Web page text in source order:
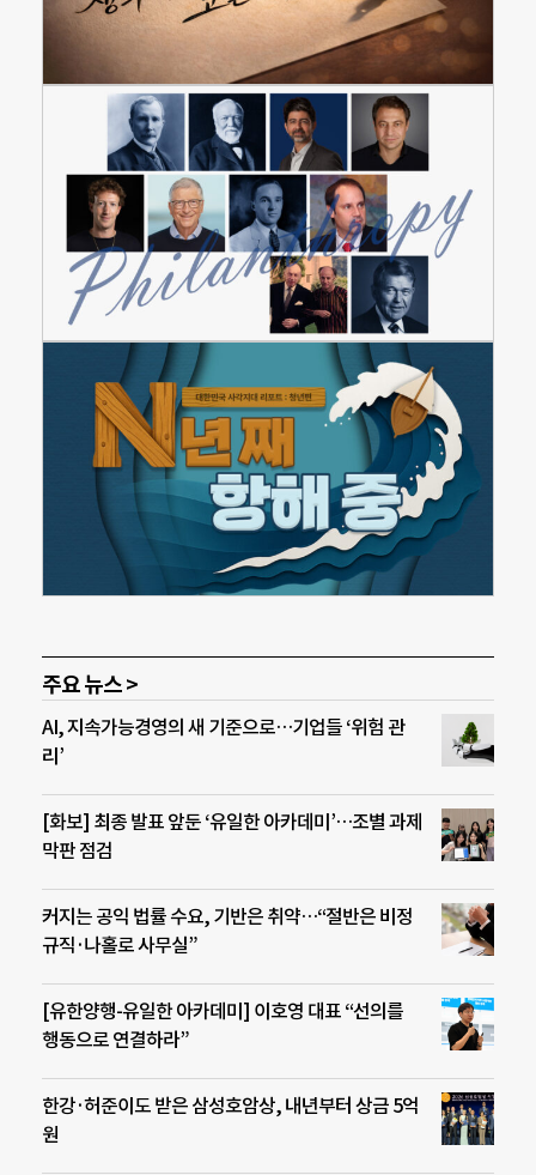
주요 뉴스 >
AI, 지속가능경영의 새 기준으로…기업들 ‘위험 관
리’
[화보] 최종 발표 앞둔 ‘유일한 아카데미’…조별 과제
막판 점검
커지는 공익 법률 수요, 기반은 취약…“절반은 비정
규직·나홀로 사무실”
[유한양행-유일한 아카데미] 이호영 대표 “선의를
행동으로 연결하라”
한강·허준이도 받은 삼성호암상, 내년부터 상금 5억
원